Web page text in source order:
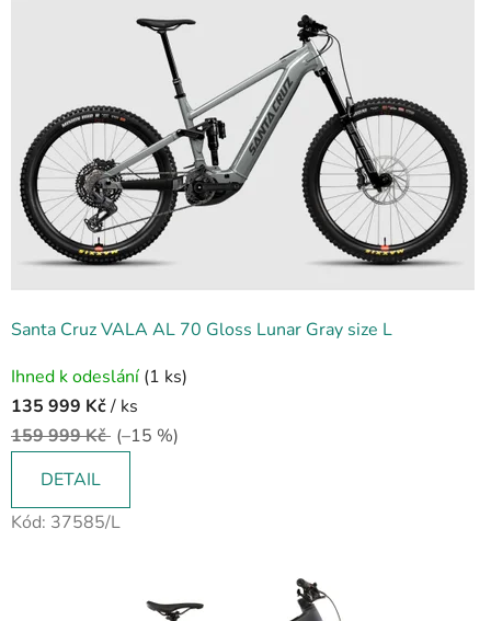
Santa Cruz VALA AL 70 Gloss Lunar Gray size L
Ihned k odeslání (1 ks)
135 999 Kč/ ks
159 999 Kč (–15 %)
DETAIL
Kód: 37585/L